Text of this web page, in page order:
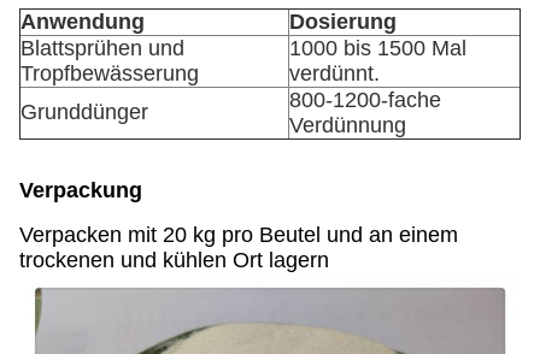
Anwendung
Dosierung
Blattsprühen und
Tropfbewässerung
1000 bis 1500 Mal
verdünnt.
Grunddünger
800-1200-fache
Verdünnung
Verpackung
Verpacken mit 20 kg pro Beutel und an einem
trockenen und kühlen Ort lagern